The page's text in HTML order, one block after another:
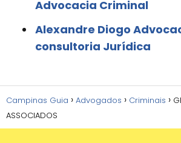
Advocacia Criminal
Alexandre Diogo
consultoria Jurídica
Campinas Guia Advogados Criminais
ASSOCIADOS